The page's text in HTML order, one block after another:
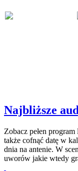
Najbliższe
Zobacz pełen
także cofnąć datę w
dnia na antenie. W
uworów jakie wtedy